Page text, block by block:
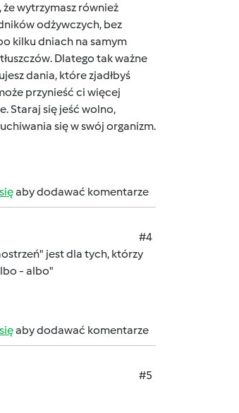
wytrzymasz również
odżywczych, bez
kilku dniach na samym
Dlatego tak ważne
dania, które zjadłbyś
przynieść ci więcej
Staraj się jeść wolno,
się w swój organizm.
aby dodawać komentarze
#4
jest dla tych, którzy
- albo"
aby dodawać komentarze
#5